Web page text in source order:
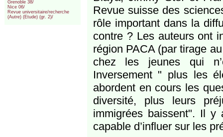
Grenoble 38/
Nice 06/
Revue universitaire/recherche
(Autre) (Etude) (gr. 2)/
Revue suisse des
rôle important dans la
contre ? Les auteurs ont
région PACA (par tirage
chez les jeunes qui
Inversement " plus les
abordent en cours les
diversité, plus leurs
immigrées baissent". Il
capable d’influer sur les